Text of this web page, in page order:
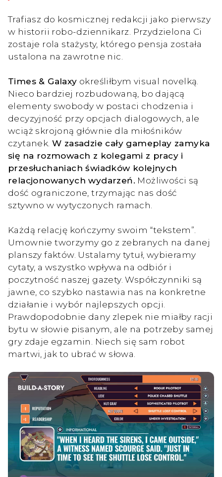
Trafiasz do kosmicznej redakcji jako pierwszy
w historii robo-dziennikarz. Przydzielona Ci
zostaje rola stażysty, którego pensja została
ustalona na zawrotne nic.
Times & Galaxy określiłbym visual novelką.
Nieco bardziej rozbudowaną, bo dającą
elementy swobody w postaci chodzenia i
decyzyjność przy opcjach dialogowych, ale
wciąż skrojoną głównie dla miłośników
czytanek.W zasadzie cały gameplay zamyka
się na rozmowach z kolegami z pracy i
przesłuchaniach świadków kolejnych
relacjonowanych wydarzeń. Możliwości są
dość ograniczone, trzymając nas dość
sztywno w wytyczonych ramach.
Każdą relację kończymy swoim “tekstem”.
Umownie tworzymy go z zebranych na danej
planszy faktów. Ustalamy tytuł, wybieramy
cytaty, a wszystko wpływa na odbiór i
poczytność naszej gazety. Współczynniki są
jawne, co szybko nastawia nas na konkretne
działanie i wybór najlepszych opcji.
Prawdopodobnie dany zlepek nie miałby racji
bytu w słowie pisanym, ale na potrzeby samej
gry zdaje egzamin. Niech się sam robot
martwi, jak to ubrać w słowa.